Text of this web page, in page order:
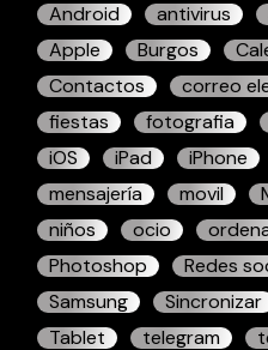
Android antivirus
Apple
Burgos
Contactos
correo
fiestas
fotografia
iOS
iPad iPhone
mensajería
movil
niños
ocio
Photoshop
Redes
Samsung
Sincronizar
Tablet
telegram